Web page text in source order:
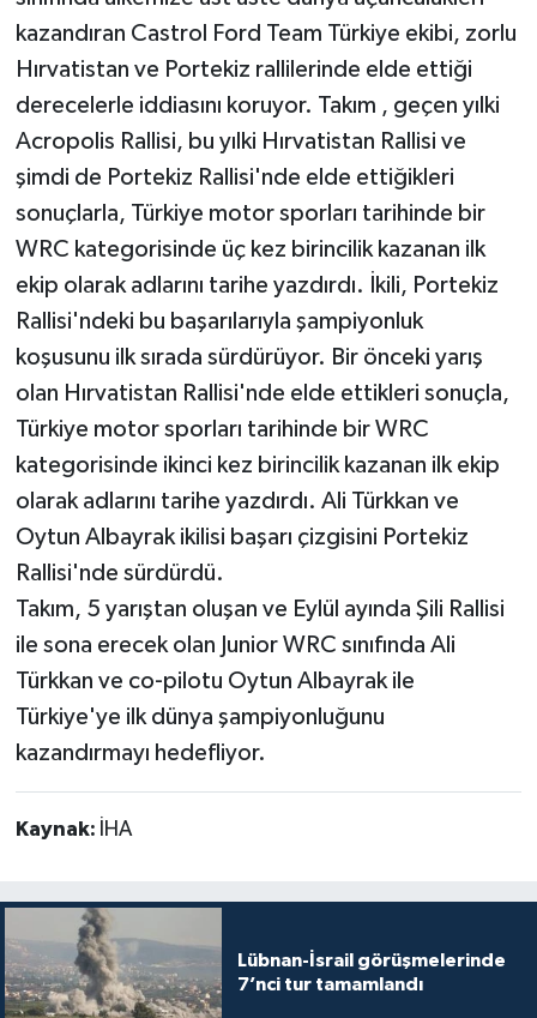
kazandıran Castrol Ford Team Türkiye ekibi, zorlu
Hırvatistan ve Portekiz rallilerinde elde ettiği
derecelerle iddiasını koruyor. Takım , geçen yılki
Acropolis Rallisi, bu yılki Hırvatistan Rallisi ve
şimdi de Portekiz Rallisi'nde elde ettiğikleri
sonuçlarla, Türkiye motor sporları tarihinde bir
WRC kategorisinde üç kez birincilik kazanan ilk
ekip olarak adlarını tarihe yazdırdı. İkili, Portekiz
Rallisi'ndeki bu başarılarıyla şampiyonluk
koşusunu ilk sırada sürdürüyor. Bir önceki yarış
olan Hırvatistan Rallisi'nde elde ettikleri sonuçla,
Türkiye motor sporları tarihinde bir WRC
kategorisinde ikinci kez birincilik kazanan ilk ekip
olarak adlarını tarihe yazdırdı. Ali Türkkan ve
Oytun Albayrak ikilisi başarı çizgisini Portekiz
Rallisi'nde sürdürdü.
Takım, 5 yarıştan oluşan ve Eylül ayında Şili Rallisi
ile sona erecek olan Junior WRC sınıfında Ali
Türkkan ve co-pilotu Oytun Albayrak ile
Türkiye'ye ilk dünya şampiyonluğunu
kazandırmayı hedefliyor.
Kaynak: İHA
Lübnan-İsrail görüşmelerinde
7’nci tur tamamlandı